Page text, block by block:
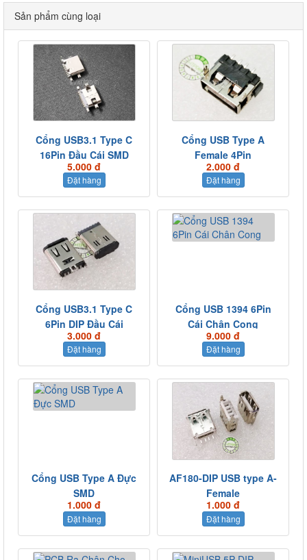
Sản phẩm cùng loại
Cổng USB3.1 Type C
16Pin Đầu Cái SMD
5.000 đ
Đặt hàng
Cổng USB Type A
Female 4Pin
2.000 đ
Đặt hàng
Cổng USB3.1 Type C
6Pin DIP Đầu Cái
3.000 đ
Đặt hàng
Cổng USB 1394 6Pin
Cái Chân Cong
9.000 đ
Đặt hàng
Cổng USB Type A Đực
SMD
1.000 đ
Đặt hàng
AF180-DIP USB type A-
Female
1.000 đ
Đặt hàng